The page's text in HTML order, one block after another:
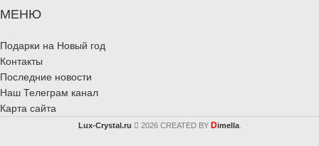
МЕНЮ
Подарки на Новый год
Контакты
Последние новости
Наш Телеграм канал
Карта сайта
Lux-Crystal.ru 2026 CREATED BY Dimella.